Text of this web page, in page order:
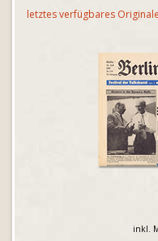
letztes verfügbares
inkl.